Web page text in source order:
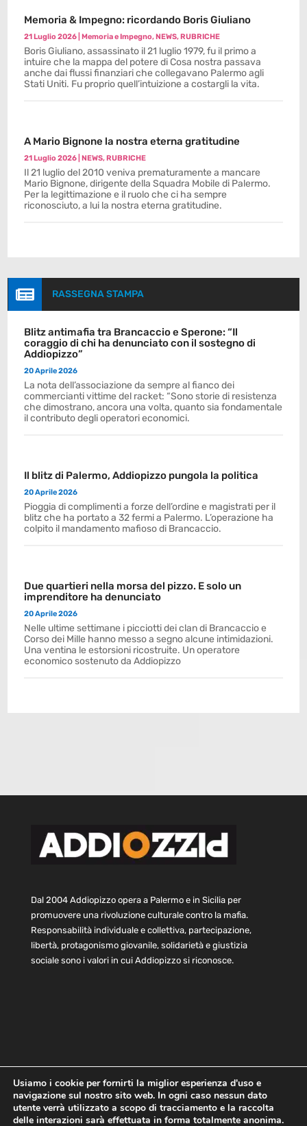
Memoria & Impegno: ricordando Boris Giuliano
21 Luglio 2026 Memoria e Impegno, NEWS, RUBRICHE
Boris Giuliano, assassinato il 21 luglio 1979, fu il primo a
intuire che la mappa del potere di Cosa nostra passava
anche dai flussi finanziari che collegavano Palermo agli
Stati Uniti. Fu proprio quell’intuizione a costargli la vita.
A Mario Bignone la nostra eterna gratitudine
21 Luglio 2026 NEWS, RUBRICHE
Il 21 luglio del 2010 veniva prematuramente a mancare
Mario Bignone, dirigente della Squadra Mobile di Palermo.
Per la legittimazione e il ruolo che ci ha sempre
riconosciuto, a lui la nostra eterna gratitudine.
 RASSEGNA STAMPA
Blitz antimafia tra Brancaccio e Sperone: “Il
coraggio di chi ha denunciato con il sostegno di
Addiopizzo”
20 Aprile 2026
La nota dell’associazione da sempre al fianco dei
commercianti vittime del racket: “Sono storie di resistenza
che dimostrano, ancora una volta, quanto sia fondamentale
il contributo degli operatori economici.
Il blitz di Palermo, Addiopizzo pungola la politica
20 Aprile 2026
Pioggia di complimenti a forze dell’ordine e magistrati per il
blitz che ha portato a 32 fermi a Palermo. L’operazione ha
colpito il mandamento mafioso di Brancaccio.
Due quartieri nella morsa del pizzo. E solo un
imprenditore ha denunciato
20 Aprile 2026
Nelle ultime settimane i picciotti dei clan di Brancaccio e
Corso dei Mille hanno messo a segno alcune intimidazioni.
Una ventina le estorsioni ricostruite. Un operatore
economico sostenuto da Addiopizzo
Dal 2004 Addiopizzo opera a Palermo e in Sicilia per
promuovere una rivoluzione culturale contro la mafia.
Responsabilità individuale e collettiva, partecipazione,
libertà, protagonismo giovanile, solidarietà e giustizia
sociale sono i valori in cui Addiopizzo si riconosce.
Home Statuto e bilancio
Contatti
Privacy
Cookie Child Protection Policy
Usiamo i cookie per fornirti la miglior esperienza d'uso e
navigazione sul nostro sito web. In ogni caso nessun dato
utente verrà utilizzato a scopo di tracciamento e la raccolta
delle interazioni sarà effettuata in forma totalmente anonima.